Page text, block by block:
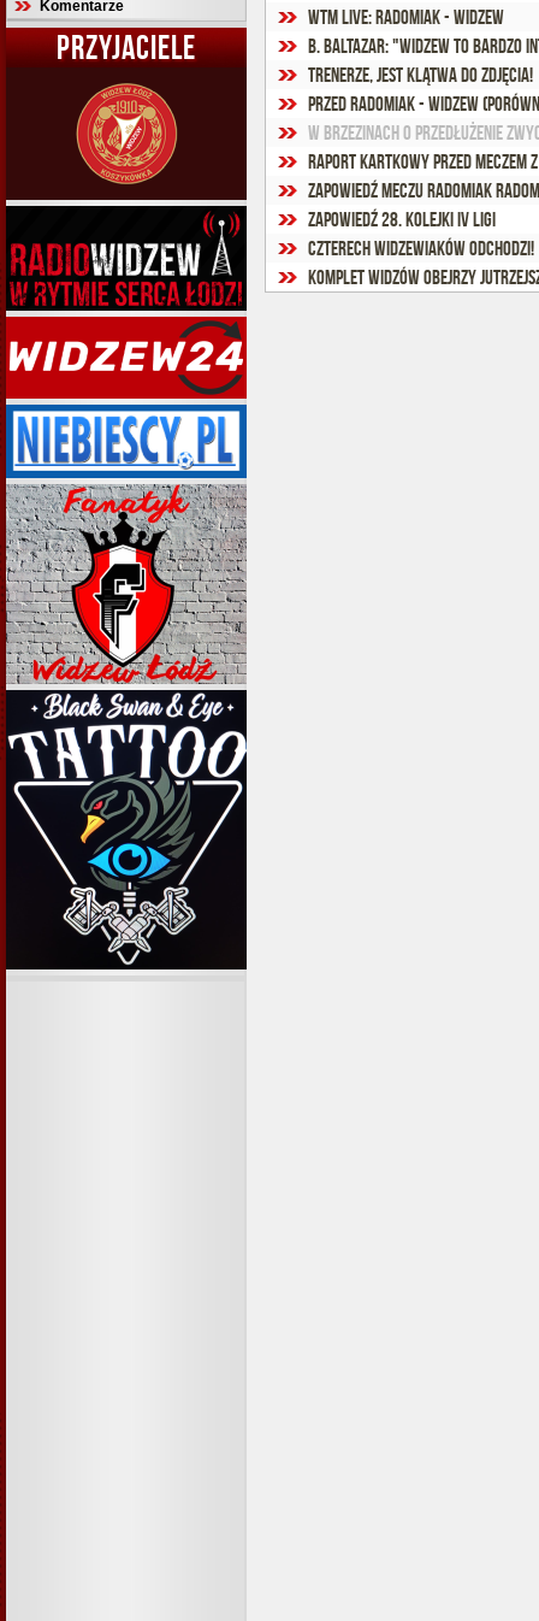
Komentarze
PRZYJACIELE
WTM Live: Radomiak - Widzew
B. Baltazar: "Widzew to bardzo
Trenerze, jest klątwa do zdjęcia!
Przed Radomiak - Widzew
W Brzezinach o przedłużenie
Raport kartkowy przed meczem z
Zapowiedź meczu Radomiak
Zapowiedź 28. kolejki IV ligi
Czterech widzewiaków odchodzi!
Komplet widzów obejrzy